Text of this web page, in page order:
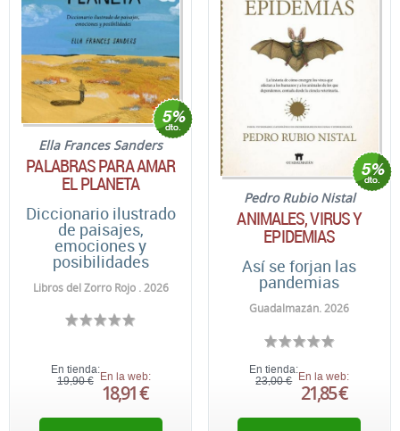
Ella Frances Sanders
PALABRAS PARA AMAR
EL PLANETA
Diccionario ilustrado
de paisajes,
emociones y
posibilidades
Libros del Zorro Rojo . 2026
En tienda:
19,90 € En la web:
18,91 €
Pedro Rubio Nistal
ANIMALES, VIRUS Y
EPIDEMIAS
Así se forjan las
pandemias
Guadalmazán. 2026
En tienda:
23,00 €
En la web:
21,85 €